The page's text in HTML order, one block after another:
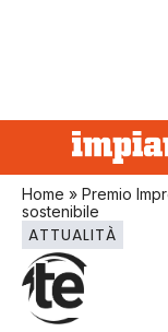
Home » Premio
sostenibile
ATTUALITÀ